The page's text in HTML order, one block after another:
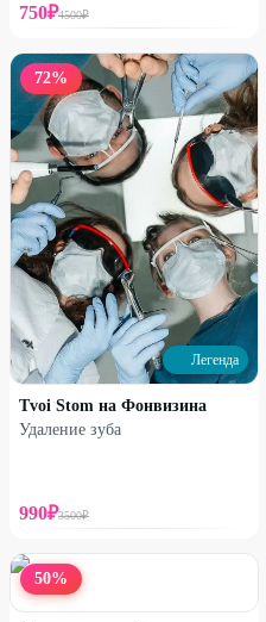
750₽4500₽
72%
Легенда
Tvoi Stom на Фонвизина
Удаление зуба
990₽3500₽
50%